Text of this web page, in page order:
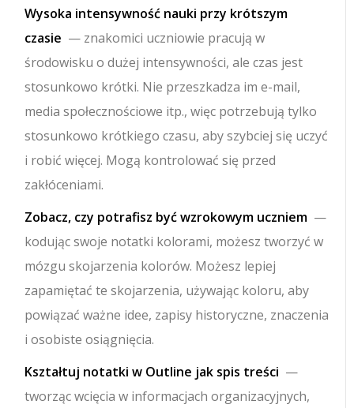
Wysoka intensywność nauki przy krótszym
czasie — znakomici uczniowie pracują w
środowisku o dużej intensywności, ale czas jest
stosunkowo krótki. Nie przeszkadza im e-mail,
media społecznościowe itp., więc potrzebują tylko
stosunkowo krótkiego czasu, aby szybciej się uczyć
i robić więcej. Mogą kontrolować się przed
zakłóceniami.
Zobacz, czy potrafisz być wzrokowym uczniem —
kodując swoje notatki kolorami, możesz tworzyć w
mózgu skojarzenia kolorów. Możesz lepiej
zapamiętać te skojarzenia, używając koloru, aby
powiązać ważne idee, zapisy historyczne, znaczenia
i osobiste osiągnięcia.
Kształtuj notatki w Outline jak spis treści —
tworząc wcięcia w informacjach organizacyjnych,